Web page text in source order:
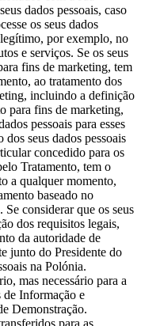
dados pessoais, caso
os seus dados
legítimo, por exemplo, no
e serviços. Se os seus
fins de marketing, tem
ao tratamento dos
incluindo a definição
para fins de marketing,
pessoais para esses
seus dados pessoais
concedido para os
Tratamento, tem o
a qualquer momento,
baseado no
Se considerar que os seus
dos requisitos legais,
da autoridade de
junto do Presidente do
na Polónia.
mas necessário para a
de Informação e
Demonstração.
para as